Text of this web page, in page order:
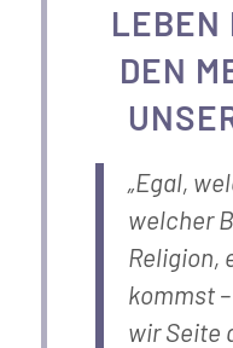
LEBEN
DEN
„Egal,
welcher
Religion,
kommst
wir Seite